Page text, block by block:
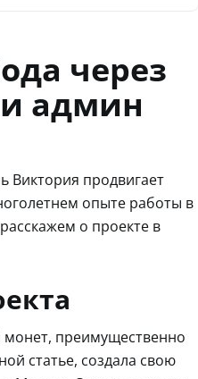
через
админ
Виктория продвигает
опыте работы в
о проекте в
монет, преимущественно
статье, создала свою